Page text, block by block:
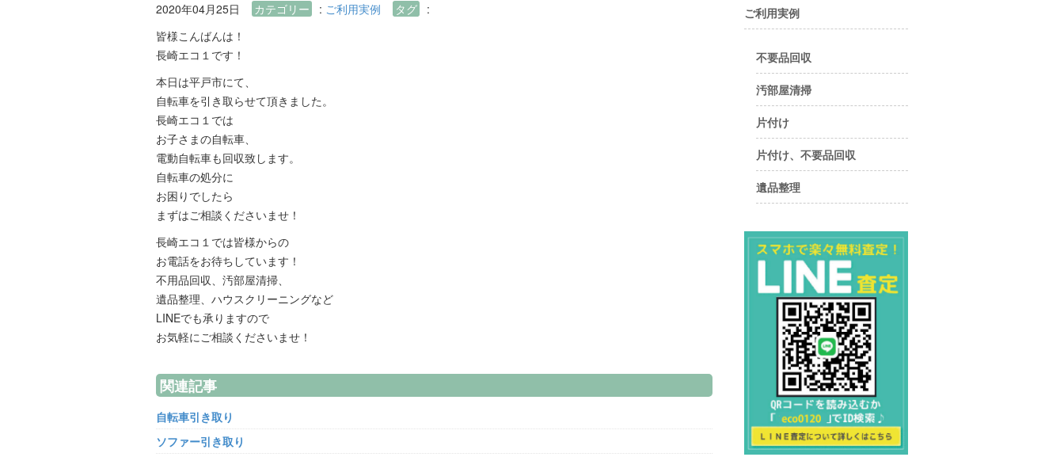
2020年04月25日 カテゴリー : ご利用実例 タグ
:
皆様こんばんは！
長崎エコ１です！
本日は平戸市にて、
自転車を引き取らせて頂きました。
長崎エコ１では
お子さまの自転車、
電動自転車も回収致します。
自転車の処分に
お困りでしたら
まずはご相談くださいませ！
長崎エコ１では皆様からの
お電話をお待ちしています！
不用品回収、汚部屋清掃、
遺品整理、ハウスクリーニングなど
LINEでも承りますので
お気軽にご相談くださいませ！
関連記事
自転車引き取り
ソファー引き取り
ご利用実例
不要品回収
汚部屋清掃
片付け
片付け、不要品回収
遺品整理